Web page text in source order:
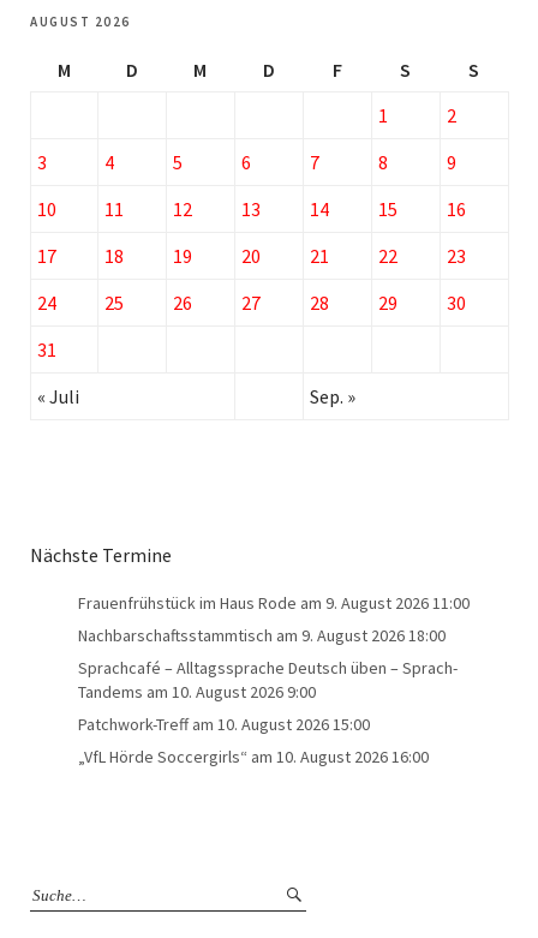
AUGUST 2026
M D M D F S
S
1
2
3
4 5 6 7 8
9
10
11 12 13 14 15
16
17
18 19 20 21 22
23
24
25 26 27 28 29
30
31
« Juli
Sep. »
Nächste Termine
Frauenfrühstück im Haus Rode am 9. August 2026 11:00
Nachbarschaftsstammtisch am 9. August 2026 18:00
Sprachcafé – Alltagssprache Deutsch üben – Sprach-
Tandems am 10. August 2026 9:00
Patchwork-Treffam 10. August 2026 15:00
„VfL Hörde Soccergirls“ am 10. August 2026 16:00